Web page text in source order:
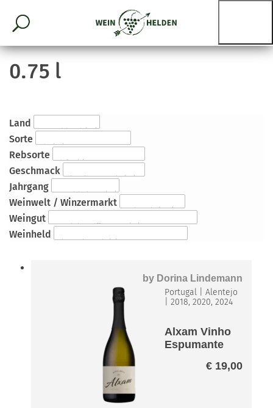
0.75 l
Land
Sorte
Rebsorte
Geschmack
Jahrgang
Weinwelt / Winzermarkt
Weingut
Weinheld
by Dorina Lindemann
Portugal |Alentejo
|2018, 2020, 2024
Alxam Vinho
Espumante
€19,00